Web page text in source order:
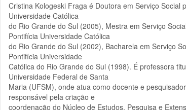
Cristina Kologeski Fraga é Doutora em Serviço Social
Universidade Católica
do Rio Grande do Sul (2005), Mestra em Serviço
Pontifícia Universidade Católica
do Rio Grande do Sul (2002), Bacharela em Serviço
Pontifícia Universidade
Católica do Rio Grande do Sul (1998). É professora
Universidade Federal de Santa
Maria (UFSM), onde atua como docente e
responsável pela criação e
coordenação do Núcleo de Estudos, Pesquisa e